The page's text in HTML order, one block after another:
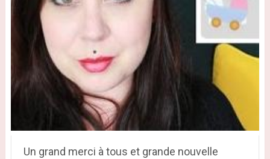
Un grand merci à tous et grande nouvelle